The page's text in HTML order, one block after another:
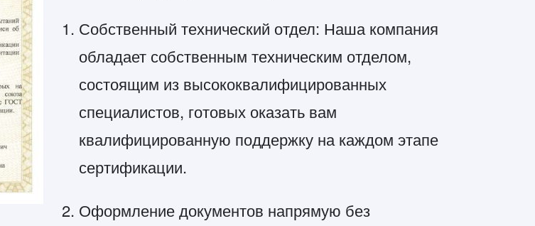
Собственный технический отдел: Наша компания
обладает собственным техническим отделом,
состоящим из высококвалифицированных
специалистов, готовых оказать вам
квалифицированную поддержку на каждом этапе
сертификации.
Оформление документов напрямую без